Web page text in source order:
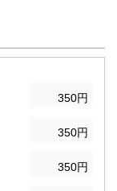
350円
350円
350円